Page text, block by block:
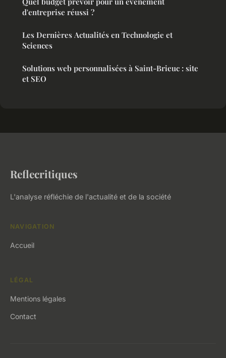
d'entreprise réussi ?
Les Dernières Actualités en Technologie et
Sciences
Solutions web personnalisées à Saint-Brieuc : site
et SEO
Reflecritiques
L'analyse réfléchie de l'actualité et de la société
NAVIGATION
Accueil
LÉGAL
Mentions légales
Contact